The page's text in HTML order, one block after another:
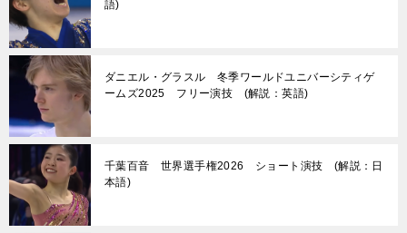
語)
ダニエル・グラスル 冬季ワールドユニバーシティゲ
ームズ2025 フリー演技 (解説：英語)
千葉百音 世界選手権2026 ショート演技 (解説：日
本語)